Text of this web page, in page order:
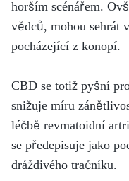
horším scénářem.
vědců, mohou sehrát
pocházející z konopí.
CBD se totiž pyšní
snižuje míru
léčbě revmatoidní
se předepisuje jako
dráždivého tračníku.